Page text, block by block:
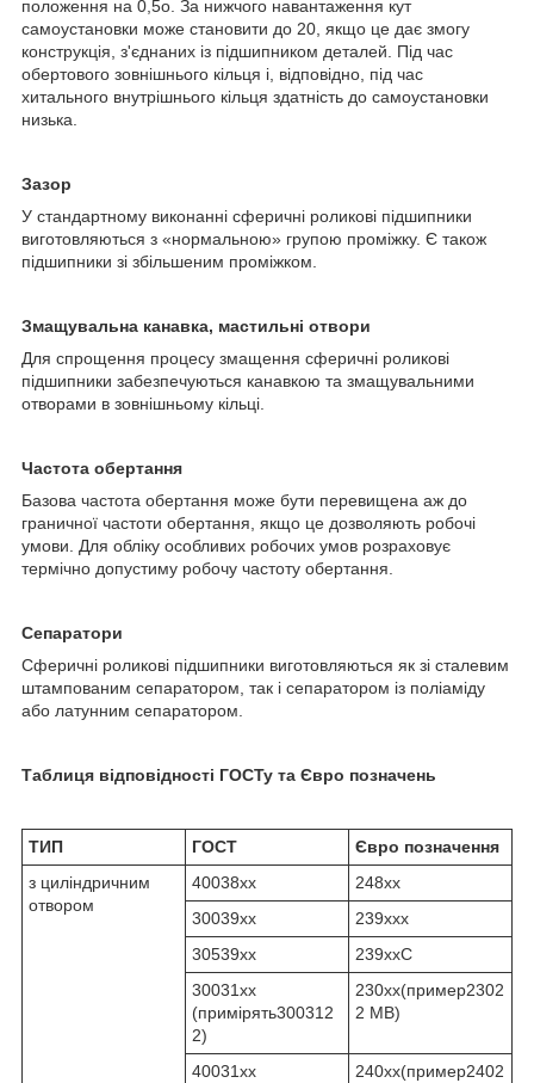
положення на 0,5о . За нижчого навантаження кут
самоустановки може становити до 20, якщо це дає змогу
конструкція, з'єднаних із підшипником деталей. Під час
обертового зовнішнього кільця і, відповідно, під час
хитального внутрішнього кільця здатність до самоустановки
низька.
Зазор
У стандартному виконанні сферичні роликові підшипники
виготовляються з «нормальною» групою проміжку. Є також
підшипники зі збільшеним проміжком.
Змащувальна канавка, мастильні отвори
Для спрощення процесу змащення сферичні роликові
підшипники забезпечуються канавкою та змащувальними
отворами в зовнішньому кільці.
Частота обертання
Базова частота обертання може бути перевищена аж до
граничної частоти обертання, якщо це дозволяють робочі
умови. Для обліку особливих робочих умов розраховує
термічно допустиму робочу частоту обертання.
Сепаратори
Сферичні роликові підшипники виготовляються як зі сталевим
штампованим сепаратором, так і сепаратором із поліаміду
або латунним сепаратором.
Таблиця відповідності ГОСТу та Євро позначень
ТИП ГОСТ
Євро позначення
з циліндричним
отвором
40038хх
248хх
30039хх
239ххх
30539хх
239ххC
30031хх
(примірять300312
2)
230хх(пример2302
2 MB)
40031хх
240хх(пример2402